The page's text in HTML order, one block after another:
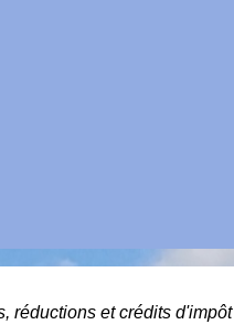
réductions et crédits d'impôt